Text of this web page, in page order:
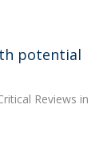
potential
Reviews in